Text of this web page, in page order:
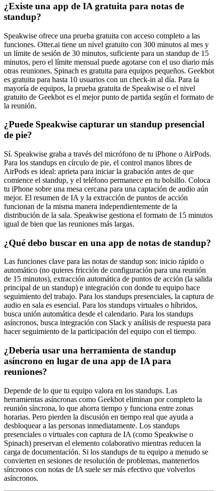
¿Existe una app de IA gratuita para notas de
standup?
Speakwise ofrece una prueba gratuita con acceso completo a las
funciones. Otter.ai tiene un nivel gratuito con 300 minutos al mes y
un límite de sesión de 30 minutos, suficiente para un standup de 15
minutos, pero el límite mensual puede agotarse con el uso diario más
otras reuniones. Spinach es gratuita para equipos pequeños. Geekbot
es gratuita para hasta 10 usuarios con un check-in al día. Para la
mayoría de equipos, la prueba gratuita de Speakwise o el nivel
gratuito de Geekbot es el mejor punto de partida según el formato de
la reunión.
¿Puede Speakwise capturar un standup presencial
de pie?
Sí. Speakwise graba a través del micrófono de tu iPhone o AirPods.
Para los standups en círculo de pie, el control manos libres de
AirPods es ideal: aprieta para iniciar la grabación antes de que
comience el standup, y el teléfono permanece en tu bolsillo. Coloca
tu iPhone sobre una mesa cercana para una captación de audio aún
mejor. El resumen de IA y la extracción de puntos de acción
funcionan de la misma manera independientemente de la
distribución de la sala. Speakwise gestiona el formato de 15 minutos
igual de bien que las reuniones más largas.
¿Qué debo buscar en una app de notas de standup?
Las funciones clave para las notas de standup son: inicio rápido o
automático (no quieres fricción de configuración para una reunión
de 15 minutos), extracción automática de puntos de acción (la salida
principal de un standup) e integración con donde tu equipo hace
seguimiento del trabajo. Para los standups presenciales, la captura de
audio en sala es esencial. Para los standups virtuales o híbridos,
busca unión automática desde el calendario. Para los standups
asíncronos, busca integración con Slack y análisis de respuesta para
hacer seguimiento de la participación del equipo con el tiempo.
¿Debería usar una herramienta de standup
asíncrono en lugar de una app de IA para
reuniones?
Depende de lo que tu equipo valora en los standups. Las
herramientas asíncronas como Geekbot eliminan por completo la
reunión síncrona, lo que ahorra tiempo y funciona entre zonas
horarias. Pero pierden la discusión en tiempo real que ayuda a
desbloquear a las personas inmediatamente. Los standups
presenciales o virtuales con captura de IA (como Speakwise o
Spinach) preservan el elemento colaborativo mientras reducen la
carga de documentación. Si los standups de tu equipo a menudo se
convierten en sesiones de resolución de problemas, mantenerlos
síncronos con notas de IA suele ser más efectivo que volverlos
asíncronos.